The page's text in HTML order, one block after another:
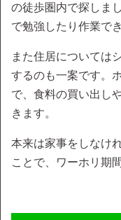
の徒歩圏内で探しま
で勉強したり作業で
また住居については
するのも一案です。
で、食料の買い出し
きます。
本来は家事をしなけ
ことで、ワーホリ期